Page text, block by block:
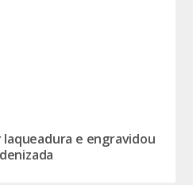
e engravidou